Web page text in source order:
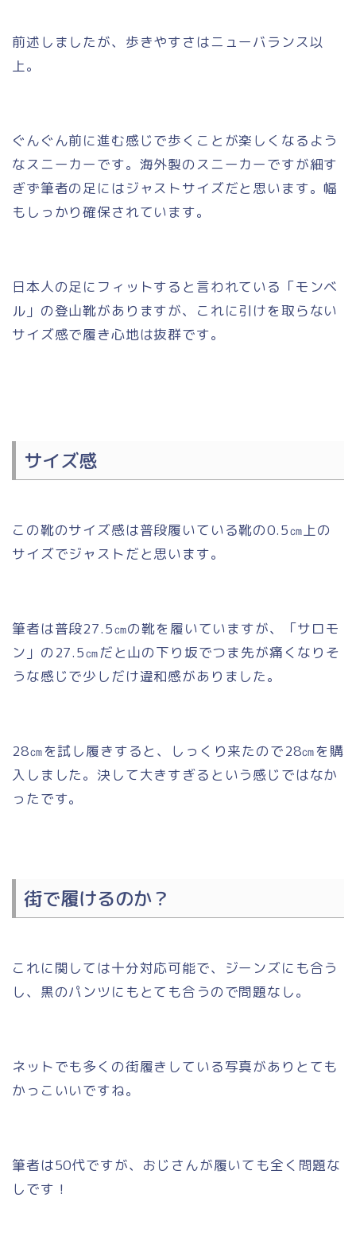
前述しましたが、歩きやすさはニューバランス以
上。
ぐんぐん前に進む感じで歩くことが楽しくなるよう
なスニーカーです。海外製のスニーカーですが細す
ぎず筆者の足にはジャストサイズだと思います。幅
もしっかり確保されています。
日本人の足にフィットすると言われている「モンベ
ル」の登山靴がありますが、これに引けを取らない
サイズ感で履き心地は抜群です。
サイズ感
この靴のサイズ感は普段履いている靴の0.5㎝上の
サイズでジャストだと思います。
筆者は普段27.5㎝の靴を履いていますが、「サロモ
ン」の27.5㎝だと山の下り坂でつま先が痛くなりそ
うな感じで少しだけ違和感がありました。
28㎝を試し履きすると、しっくり来たので28㎝を購
入しました。決して大きすぎるという感じではなか
ったです。
街で履けるのか？
これに関しては十分対応可能で、ジーンズにも合う
し、黒のパンツにもとても合うので問題なし。
ネットでも多くの街履きしている写真がありとても
かっこいいですね。
筆者は50代ですが、おじさんが履いても全く問題な
しです！